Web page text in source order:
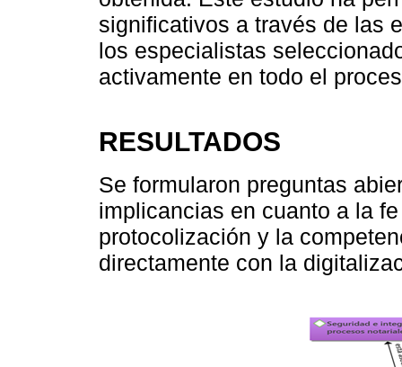
significativos a través de las
los especialistas
activamente en todo el
RESULTADOS
Se formularon preguntas
implicancias en cuanto a la
protocolización y la
directamente con la